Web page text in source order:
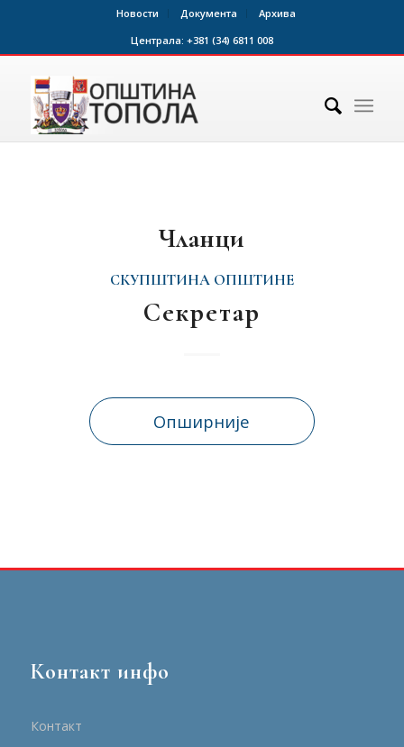
Новости Документа
Архива
Централа: +381 (34) 6811 008
Чланци
СКУПШТИНА ОПШТИНЕ
Секретар
Опширније
Контакт инфо
Контакт